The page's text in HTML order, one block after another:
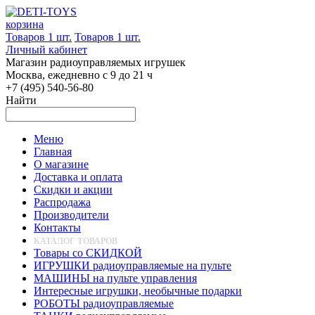
корзина
Товаров 1 шт. Товаров 1 шт.
Личный кабинет
Магазин радиоуправляемых игрушек
Москва, ежедневно с 9 до 21 ч
+7 (495) 540-56-80
Найти
Меню
Главная
О магазине
Доставка и оплата
Скидки и акции
Распродажа
Производители
Контакты
КАТАЛОГ ТОВАРОВ
Товары со СКИДКОЙ
ИГРУШКИ радиоуправляемые на пульте
МАШИНЫ на пульте управления
Интересные игрушки, необычные подарки
РОБОТЫ радиоуправляемые